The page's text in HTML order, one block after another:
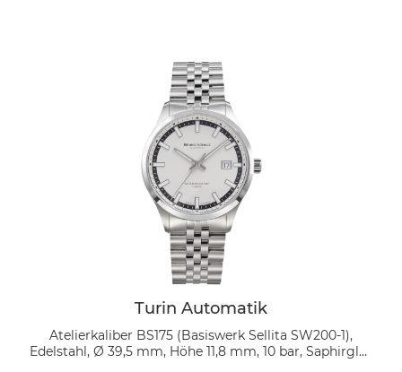
BS 175, zeichnet sich durch Perlage auf Grundplatine,
Automatikbrücken und Unruhkloben aus. Ein eigens
entwickelter Rotor sowie thermisch gebläute
Schrauben komplettieren das anspruchsvolle Uhrwerk.
Das matte, aufgeräumte Zifferblatt in elegantes
Tannengrün verleiht der Turin Automatik eine zeitlose
Ästhetik und verbesserte Lesbarkeit. Mit einem
verschraubten Boden und einer verschraubten Krone
ist die Uhr bis zu 10 BAR wasserdicht.
Turin Automatik
Atelierkaliber BS175 (Basiswerk Sellita SW200-1),
Edelstahl, Ø 39,5 mm, Höhe 11,8 mm, 10 bar, Saphirglas